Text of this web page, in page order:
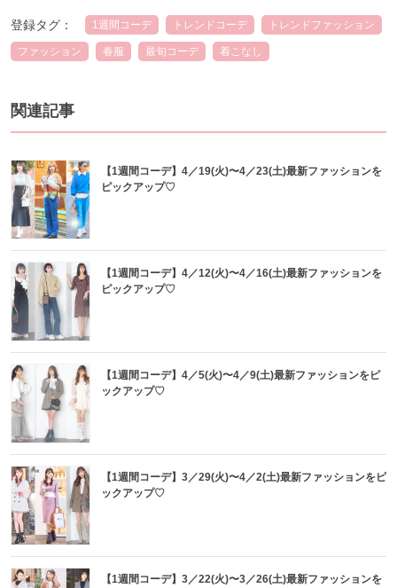
登録タグ： 1週間コーデ トレンドコーデ トレンドファッション
ファッション 春服 最旬コーデ 着こなし
関連記事
【1週間コーデ】4／19(火)〜4／23(土)最新ファッションを
ピックアップ♡
【1週間コーデ】4／12(火)〜4／16(土)最新ファッションを
ピックアップ♡
【1週間コーデ】4／5(火)〜4／9(土)最新ファッションをピ
ックアップ♡
【1週間コーデ】3／29(火)〜4／2(土)最新ファッションをピ
ックアップ♡
【1週間コーデ】3／22(火)〜3／26(土)最新ファッションを